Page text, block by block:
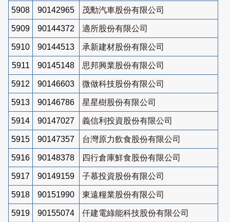
5908 90142965 茂勳汽車股份有限公司
5909 90144372 適所股份有限公司
5910 90144513 承新建材股份有限公司
5911 90145148 思邦興業股份有限公司
5912 90146603 微做科技股份有限公司
5913 90146786 星星樹股份有限公司
5914 90147027 義信利投資股份有限公司
5915 90147357 台灣原力飲食股份有限公司
5916 90148378 四行倉庫鮮食股份有限公司
5917 90149159 子慕投資股份有限公司
5918 90151990 東遠糧業股份有限公司
5919 90155074 仟建電綠能科技股份有限公司